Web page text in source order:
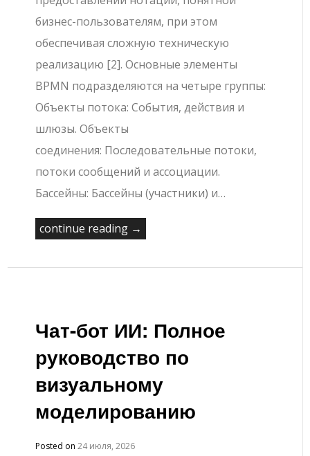
бизнес-пользователям, при этом
обеспечивая сложную техническую
реализацию [2]. Основные элементы
BPMN подразделяются на четыре группы:
Объекты потока: События, действия и
шлюзы. Объекты
соединения: Последовательные потоки,
потоки сообщений и ассоциации.
Бассейны: Бассейны (участники) и…
continue reading →
Чат-бот ИИ: Полное
руководство по
визуальному
моделированию
Posted on24 июля, 2026